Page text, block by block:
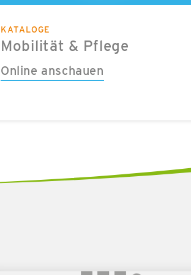
angeben
KATALOGE
Mobilität & Pflege
Online anschauen